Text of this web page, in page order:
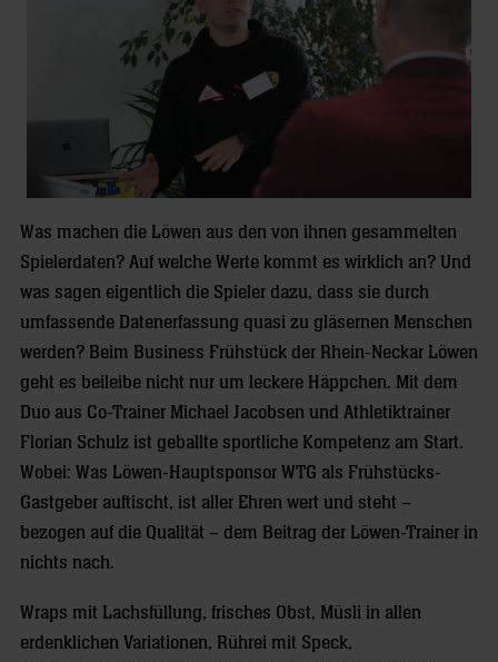
Was machen die Löwen aus den von ihnen gesammelten
Spielerdaten? Auf welche Werte kommt es wirklich an? Und
was sagen eigentlich die Spieler dazu, dass sie durch
umfassende Datenerfassung quasi zu gläsernen Menschen
werden? Beim Business Frühstück der Rhein-Neckar Löwen
geht es beileibe nicht nur um leckere Häppchen. Mit dem
Duo aus Co-Trainer Michael Jacobsen und Athletiktrainer
Florian Schulz ist geballte sportliche Kompetenz am Start.
Wobei: Was Löwen-Hauptsponsor WTG als Frühstücks-
Gastgeber auftischt, ist aller Ehren wert und steht –
bezogen auf die Qualität – dem Beitrag der Löwen-Trainer in
nichts nach.
Wraps mit Lachsfüllung, frisches Obst, Müsli in allen
erdenklichen Variationen, Rührei mit Speck,